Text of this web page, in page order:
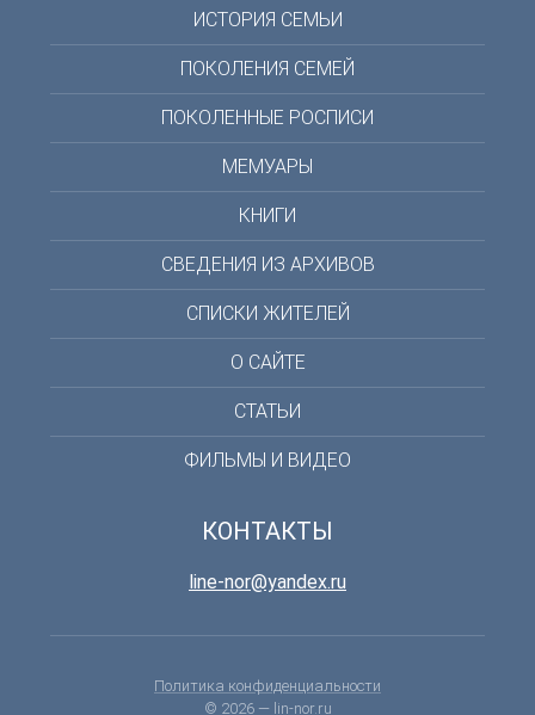
ИСТОРИЯ СЕМЬИ
ПОКОЛЕНИЯ СЕМЕЙ
ПОКОЛЕННЫЕ РОСПИСИ
МЕМУАРЫ
КНИГИ
СВЕДЕНИЯ ИЗ АРХИВОВ
СПИСКИ ЖИТЕЛЕЙ
О САЙТЕ
СТАТЬИ
ФИЛЬМЫ И ВИДЕО
КОНТАКТЫ
line-nor@yandex.ru
Политика конфиденциальности
© 2026 — lin-nor.ru